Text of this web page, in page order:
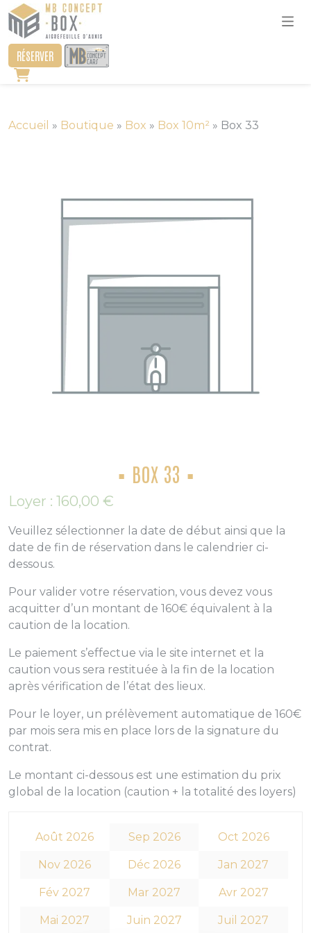
RÉSERVER
Accueil » Boutique » Box » Box 10m² » Box 33
BOX 33
Loyer : 160,00 €
Veuillez sélectionner la date de début ainsi que la
date de fin de réservation dans le calendrier ci-
dessous.
Pour valider votre réservation, vous devez vous
acquitter d’un montant de 160€ équivalent à la
caution de la location.
Le paiement s’effectue via le site internet et la
caution vous sera restituée à la fin de la location
après vérification de l’état des lieux.
Pour le loyer, un prélèvement automatique de 160€
par mois sera mis en place lors de la signature du
contrat.
Le montant ci-dessous est une estimation du prix
global de la location (caution + la totalité des loyers)
Août 2026 Sep 2026 Oct 2026
Nov 2026 Déc 2026 Jan 2027
Fév 2027 Mar 2027 Avr 2027
Mai 2027 Juin 2027 Juil 2027